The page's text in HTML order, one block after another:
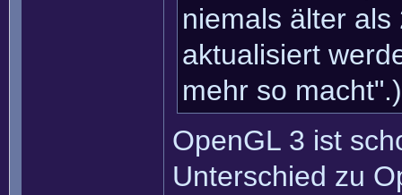
niemals älter
aktualisiert
mehr so macht".)
OpenGL 3 ist
Unterschied zu